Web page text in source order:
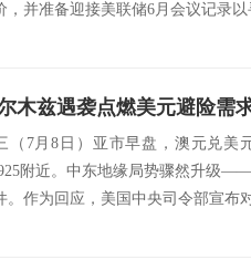
，并准备迎接美联储6月会议记录
（7月8日）亚市早盘，澳元兑美
附近。中东地缘局势骤然升级
。作为回应，美国中央司令部宣布